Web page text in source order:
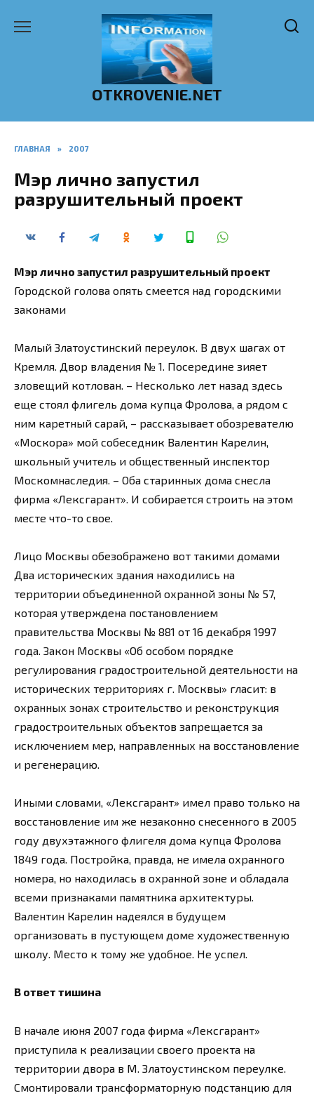
OTKROVENIE.NET
ГЛАВНАЯ » 2007
Мэр лично запустил
разрушительный проект
Мэр лично запустил разрушительный проект
Городской голова опять смеется над городскими
законами
Малый Златоустинский переулок. В двух шагах от
Кремля. Двор владения № 1. Посередине зияет
зловещий котлован. – Несколько лет назад здесь
еще стоял флигель дома купца Фролова, а рядом с
ним каретный сарай, – рассказывает обозревателю
«Москора» мой собеседник Валентин Карелин,
школьный учитель и общественный инспектор
Москомнаследия. – Оба старинных дома снесла
фирма «Лексгарант». И собирается строить на этом
месте что-то свое.
Лицо Москвы обезображено вот такими домами
Два исторических здания находились на
территории объединенной охранной зоны № 57,
которая утверждена постановлением
правительства Москвы № 881 от 16 декабря 1997
года. Закон Москвы «Об особом порядке
регулирования градостроительной деятельности на
исторических территориях г. Москвы» гласит: в
охранных зонах строительство и реконструкция
градостроительных объектов запрещается за
исключением мер, направленных на восстановление
и регенерацию.
Иными словами, «Лексгарант» имел право только на
восстановление им же незаконно снесенного в 2005
году двухэтажного флигеля дома купца Фролова
1849 года. Постройка, правда, не имела охранного
номера, но находилась в охранной зоне и обладала
всеми признаками памятника архитектуры.
Валентин Карелин надеялся в будущем
организовать в пустующем доме художественную
школу. Место к тому же удобное. Не успел.
В ответ тишина
В начале июня 2007 года фирма «Лексгарант»
приступила к реализации своего проекта на
территории двора в М. Златоустинском переулке.
Смонтировали трансформаторную подстанцию для